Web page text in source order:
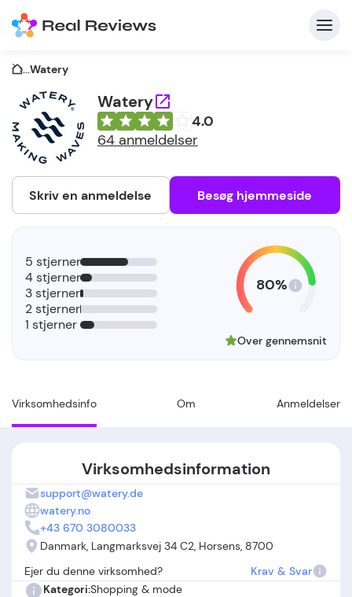
...Watery
Watery
4.0
64 anmeldelser
Skriv en anmeldelse Besøg hjemmeside
Virksomhedsinfo Om Anmeldelser
5 stjerner
4 stjerner
3 stjerner
2 stjerner
1 stjerner
80%
Over gennemsnit
Virksomhedsinformation
support@watery.de
watery.no
+43 670 3080033
Danmark, Langmarksvej 34 C2, Horsens, 8700
Ejer du denne virksomhed?
Krav & Svar
Kategori:Shopping & mode